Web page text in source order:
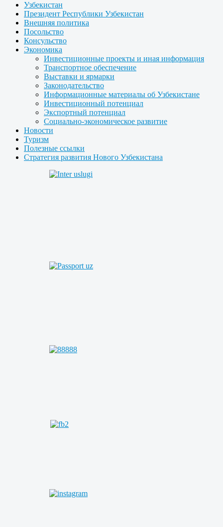
Узбекистан
Президент Республики Узбекистан
Внешняя политика
Посольство
Консульство
Экономика
Инвестиционные проекты и иная информация
Транспортное обеспечение
Выставки и ярмарки
Законодательство
Информационные материалы об Узбекистане
Инвестиционный потенциал
Экспортный потенциал
Социально-экономическое развитие
Новости
Туризм
Полезные ссылки
Стратегия развития Нового Узбекистана